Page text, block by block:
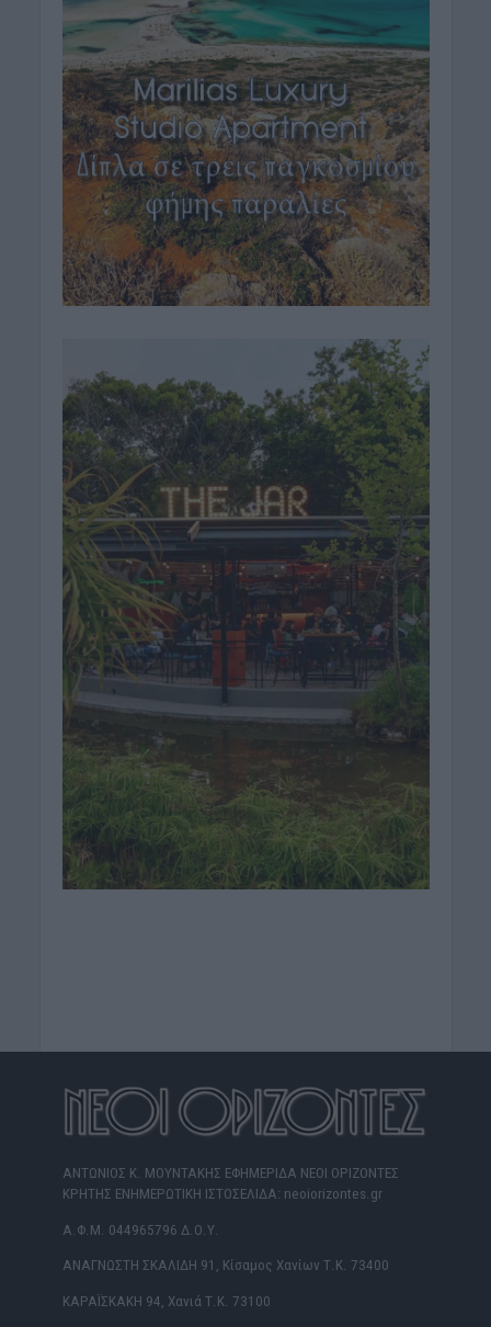
ΑΝΤΩΝΙΟΣ Κ. ΜΟΥΝΤΑΚΗΣ ΕΦΗΜΕΡΙΔΑ ΝΕΟΙ ΟΡΙΖΟΝΤΕΣ
ΚΡΗΤΗΣ ΕΝΗΜΕΡΩΤΙΚΗ ΙΣΤΟΣΕΛΙΔΑ: neoiorizontes.gr
Α.Φ.Μ. 044965796 Δ.Ο.Υ.
ΑΝΑΓΝΩΣΤΗ ΣΚΑΛΙΔΗ 91, Κίσαμος Χανίων Τ.Κ. 73400
ΚΑΡΑΪΣΚΑΚΗ 94, Χανιά Τ.Κ. 73100